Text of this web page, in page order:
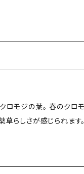
さい。 ＜菓子材料とし
お味＞ 抹茶のよう
春のクロモジはフ
さが感じられます。 飛騨の